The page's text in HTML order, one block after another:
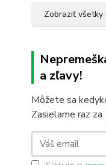
Zobraziť všetky
a zľavy!
Môžete sa
Zasielame raz za